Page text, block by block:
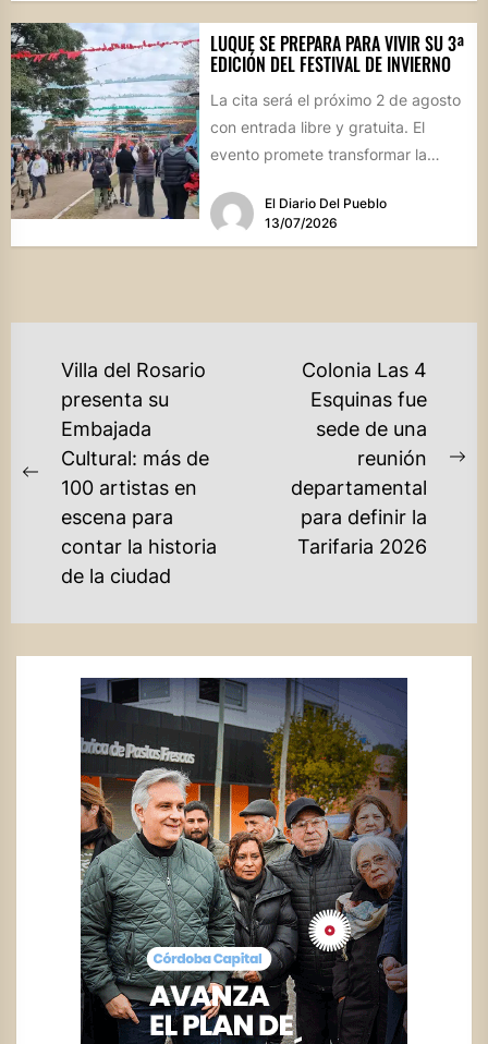
LUQUE SE PREPARA PARA VIVIR SU 3ª
EDICIÓN DEL FESTIVAL DE INVIERNO
La cita será el próximo 2 de agosto
con entrada libre y gratuita. El
evento promete transformar la
El Diario Del Pueblo
13/07/2026
NAVEGACIÓN
ENTRADAS
Previous
post:
Villa del Rosario
presenta su
Embajada
Cultural: más de
100 artistas en
escena para
contar la historia
de la ciudad
Colonia Las 4
Esquinas fue
sede de una
reunión
departamental
para definir la
Tarifaria 2026